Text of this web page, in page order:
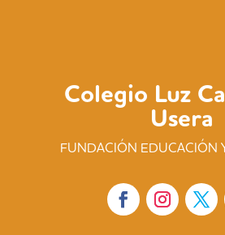
Colegio Luz
Usera
FUNDACIÓN EDUCACIÓN